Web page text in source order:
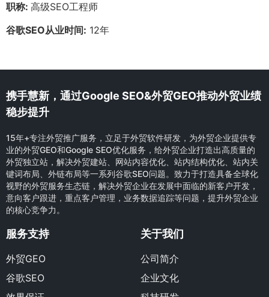
职称: 高级SEO工程师
谷歌SEO从业时间: 12年
携手慧新，通过Google SEO&外贸GEO推动外贸业绩
稳步提升
15年+专注外贸推广服务，立足于外贸软件研发，为外贸企业提供专
业的外贸GEO和Google SEO优化服务，给外贸企业打造出高质量的
外贸独立站，解决外贸建站、网站内容优化、站内结构优化、站内关
键词布局、外链布局等一系列谷歌SEO问题。致力于打造具备全球化
视野的外贸服务生态链，解决外贸企业在发展中面临的新客户开发，
意向客户跟进，重点客户管理，业务数据追踪等问题，提升外贸企业
的核心竞争力。
服务支持
外贸GEO
谷歌SEO
关于我们
公司简介
企业文化